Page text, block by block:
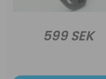
599 SEK